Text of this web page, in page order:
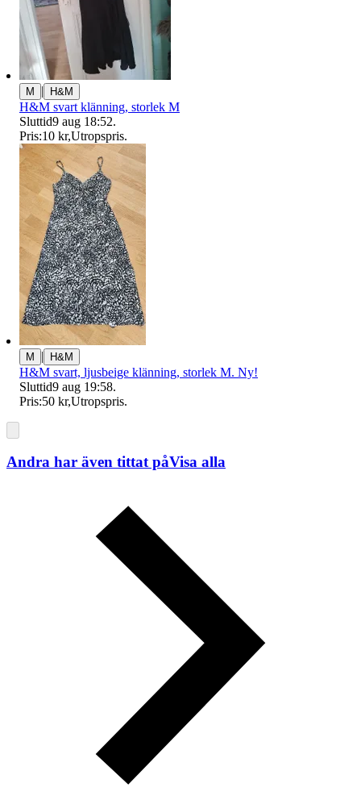
M | H&M
H&M svart klänning, storlek M
Sluttid9 aug 18:52.
Pris:10 kr,Utropspris.
M | H&M
H&M svart, ljusbeige klänning, storlek M. Ny!
Sluttid9 aug 19:58.
Pris:50 kr,Utropspris.
Andra har även tittat påVisa alla